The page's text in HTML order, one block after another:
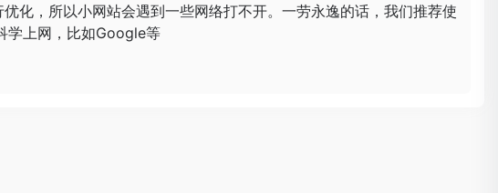
化，所以小网站会遇到一些网络打不开。一劳永逸的话，我们推荐使
学上网，比如Google等